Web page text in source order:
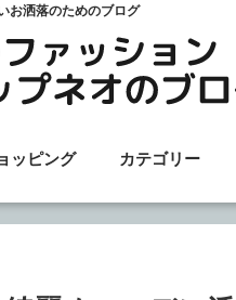
お洒落のためのブログ
ッピング カテゴリー